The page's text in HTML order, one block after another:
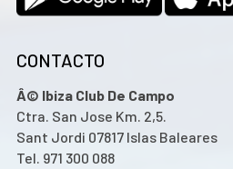
CONTACTO
Â© Ibiza Club De Campo
Ctra. San Jose Km. 2,5.
Sant Jordi 07817 Islas Baleares
Tel. 971 300 088